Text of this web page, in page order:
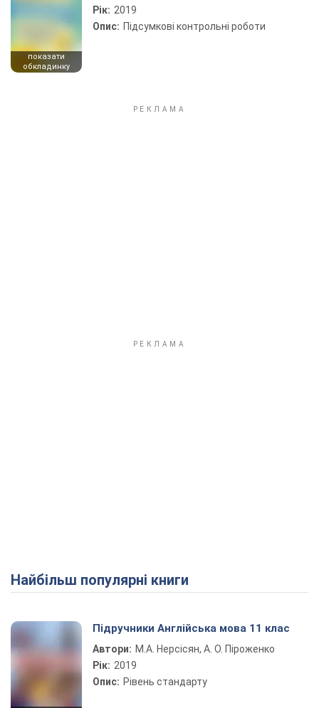
показати
обкладинку
Рік: 2019
Опис: Підсумкові контрольні роботи
Найбільш популярні книги
Підручники Англійська мова 11 клас
Автори: М.А. Нерсісян, А. О. Піроженко
Рік: 2019
Опис: Рівень стандарту